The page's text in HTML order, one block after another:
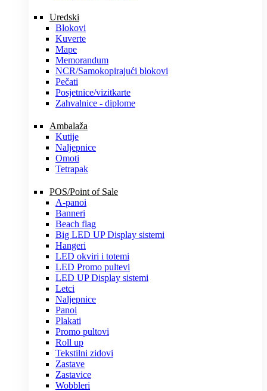
Uredski
Blokovi
Kuverte
Mape
Memorandum
NCR/Samokopirajući blokovi
Pečati
Posjetnice/vizitkarte
Zahvalnice - diplome
Ambalaža
Kutije
Naljepnice
Omoti
Tetrapak
POS/Point of Sale
A-panoi
Banneri
Beach flag
Big LED UP Display sistemi
Hangeri
LED okviri i totemi
LED Promo pultevi
LED UP Display sistemi
Letci
Naljepnice
Panoi
Plakati
Promo pultovi
Roll up
Tekstilni zidovi
Zastave
Zastavice
Wobbleri